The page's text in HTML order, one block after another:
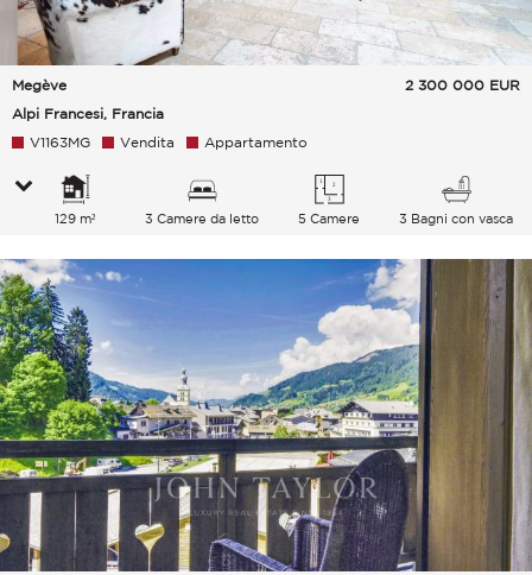
Megève
Alpi Francesi, Francia
2 300 000 EUR
V1163MG Vendita Appartamento
129 m² 3 Camere da letto 5 Camere 3 Bagni con vasca